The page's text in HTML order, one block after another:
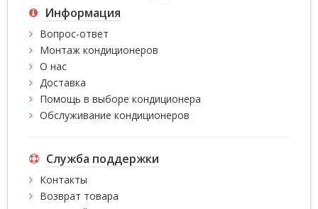
Информация
Вопрос-ответ
Монтаж кондиционеров
О нас
Доставка
Помощь в выборе кондиционера
Обслуживание кондиционеров
Служба поддержки
Контакты
Возврат товара